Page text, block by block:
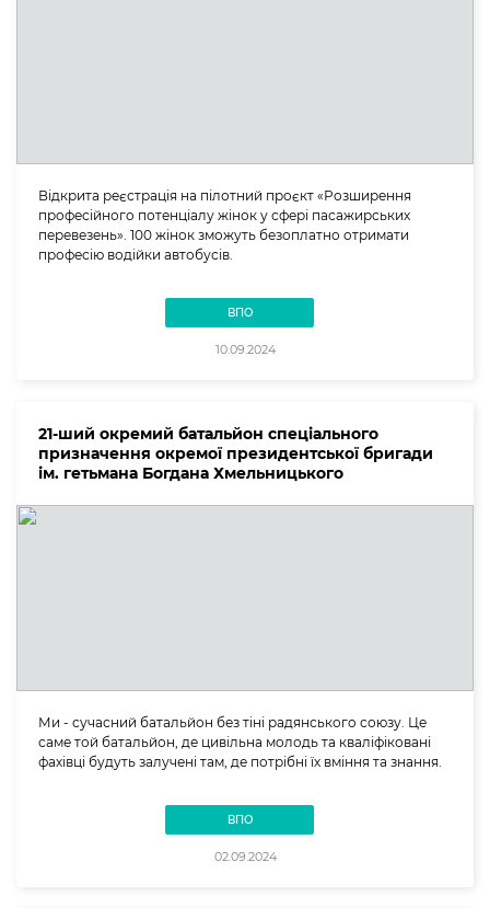
Відкрита реєстрація на пілотний проєкт «Розширення
професійного потенціалу жінок у сфері пасажирських
перевезень». 100 жінок зможуть безоплатно отримати
професію водійки автобусів.
ВПО
10.09.2024
21-ший окремий батальйон спеціального
призначення окремої президентської бригади
ім. гетьмана Богдана Хмельницького
Ми - сучасний батальйон без тіні радянського союзу. Це
саме той батальйон, де цивільна молодь та кваліфіковані
фахівці будуть залучені там, де потрібні їх вміння та знання.
ВПО
02.09.2024